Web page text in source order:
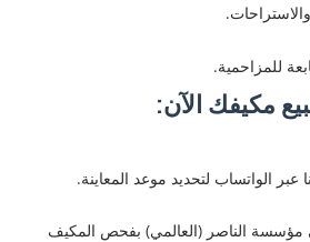
للمزاحمية.
مكيفك الآن:
عبر الواتساب لتحديد موعد المعاينة.
الناصر (العالمي) بفحص المكيف